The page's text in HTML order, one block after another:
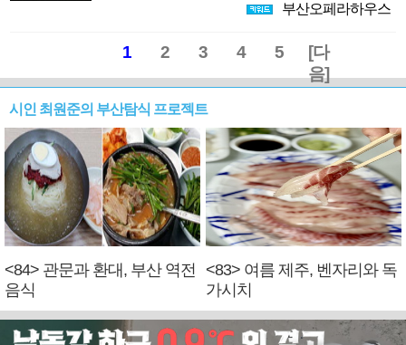
부산오페라하우스
1 2 3 4 5
[다
음]
시인 최원준의 부산탐식 프로젝트
<84> 관문과 환대, 부산 역전
음식
<83> 여름 제주, 벤자리와 독
가시치